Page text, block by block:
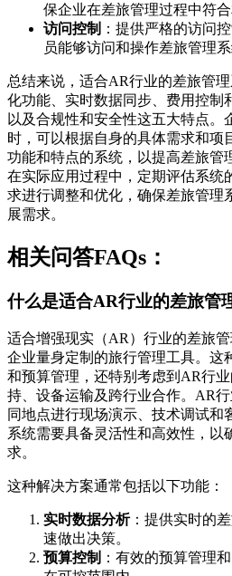
保企业在差旅管理过程中符合
访问控制 ：提供严格的访问
员能够访问和操作差旅管理系
总结来说，适合AR行业的差旅管
化功能、实时数据同步、费用控制
以及合规性和安全性这五大特点。
时，可以根据自身的具体需求和项
功能和特点的系统，以提高差旅管
在实际应用过程中，定期评估系统
求进行调整和优化，确保差旅管理
展需求。
相关问答FAQs：
什么是适合AR行业的差旅管
适合增强现实（AR）行业的差旅
企业量身定制的旅行管理工具。这
和预算管理，还特别考虑到AR行
持、设备运输及跨行业合作。AR
同地点进行现场演示、技术调试和
系统需要具备灵活性和高效性，以
求。
这种解决方案通常包括以下功能：
实时数据分析：提供实时的
速做出决策。
预算控制 ：有效的预算管理